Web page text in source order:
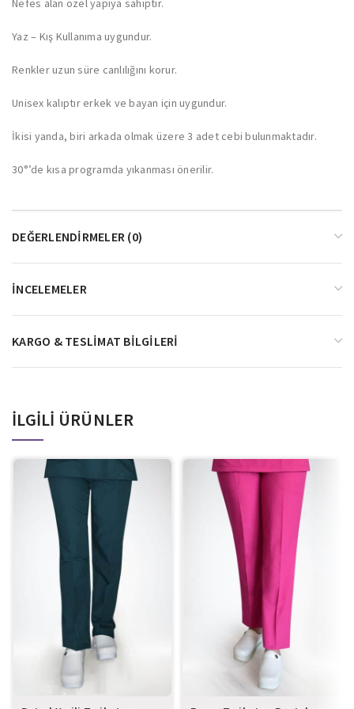
Nefes alan özel yapıya sahiptir.
Yaz – Kış Kullanıma uygundur.
Renkler uzun süre canlılığını korur.
Unisex kalıptır erkek ve bayan için uygundur.
İkisi yanda, biri arkada olmak üzere 3 adet cebi bulunmaktadır.
30°’de kısa programda yıkanması önerilir.
DEĞERLENDIRMELER (0)
İNCELEMELER
KARGO & TESLIMAT BILGILERI
İLGILI ÜRÜNLER